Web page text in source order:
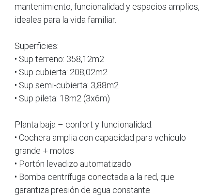
mantenimiento, funcionalidad y espacios amplios,
ideales para la vida familiar.
Superficies:
• Sup terreno: 358,12m2
• Sup cubierta: 208,02m2
• Sup semi-cubierta: 3,88m2
• Sup pileta: 18m2 (3x6m)
Planta baja – confort y funcionalidad:
• Cochera amplia con capacidad para vehículo
grande + motos
• Portón levadizo automatizado
• Bomba centrífuga conectada a la red, que
garantiza presión de agua constante